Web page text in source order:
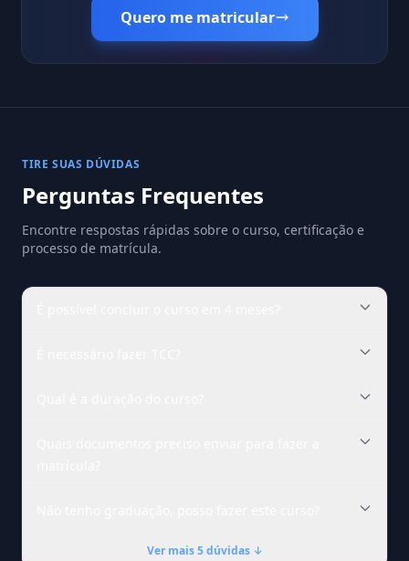
Quero me matricular
TIRE SUAS DÚVIDAS
Perguntas Frequentes
Encontre respostas rápidas sobre o curso, certificação e
processo de matrícula.
Ver mais 5 dúvidas ↓